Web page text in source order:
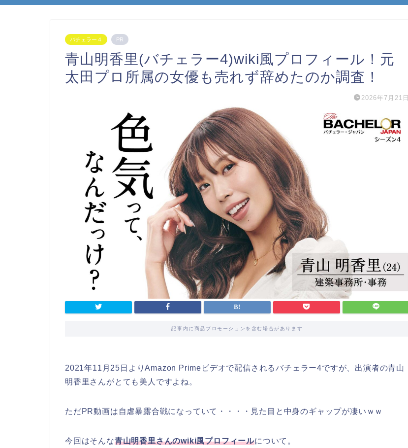
バチェラー４ PR
青山明香里(バチェラー4)wiki風プロフィール！元
太田プロ所属の女優も売れず辞めたのか調査！
2026年7月21日
記事内に商品プロモーションを含む場合があります
2021年11月25日よりAmazon Primeビデオで配信されるバチェラー4ですが、出演者の青山
明香里さんがとても美人ですよね。
ただPR動画は自虐暴露合戦になっていて・・・・見た目と中身のギャップが凄いｗｗ
今回はそんな青山明香里さんのwiki風プロフィールについて。